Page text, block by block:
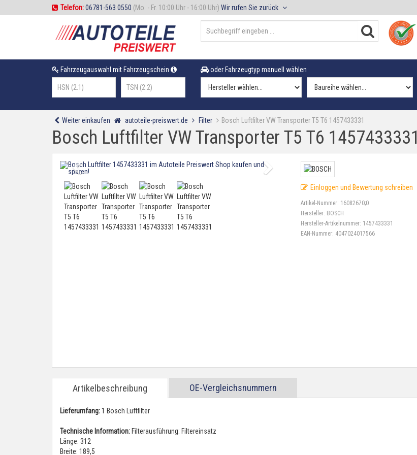
Telefon:06781-563 0550 (Mo. - Fr. 10:00 Uhr - 16:00 Uhr) Wir rufen Sie zurück
Fahrzeugauswahl mit Fahrzeugschein oder Fahrzeugtyp manuell wählen
Weiter einkaufen autoteile-preiswert.de Filter Bosch Luftfilter VW Transporter T5 T6 1457433331
Bosch Luftfilter VW Transporter T5 T6 1457433331
Einloggen und Bewertung schreiben
Artikel-Nummer: 16082670;0
Hersteller: BOSCH
Hersteller-Artikelnummer: 1457433331
EAN-Nummer: 4047024017566
Artikelbeschreibung OE-Vergleichsnummern
Lieferumfang:1 Bosch Luftfilter
Technische Information: Filterausführung: Filtereinsatz
Länge: 312
Breite: 189,5